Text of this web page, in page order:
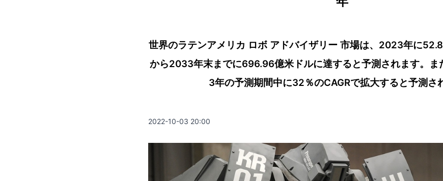
世界のラテンアメリカ ロボ アドバイザリー 市場は、2023年に
から2033年末までに696.96億米ドルに達すると予測されます。
3年の予測期間中に32％のCAGRで拡大すると予測さ
2022-10-03 20:00